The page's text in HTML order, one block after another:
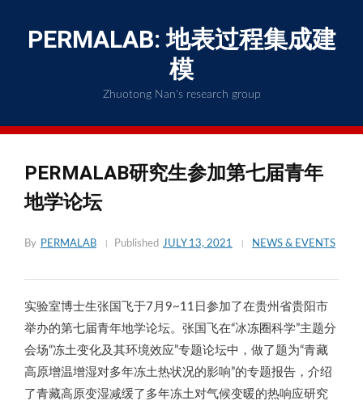
to
content
PERMALAB: 地表过程集成建
模
Zhuotong Nan's research group
PERMALAB研究生参加第七届青年
地学论坛
By PERMALAB Published JULY 13, 2021 NEWS & EVENTS
实验室博士生张国飞于7月9~11日参加了在贵州省贵阳市
举办的第七届青年地学论坛。张国飞在“冰冻圈科学”主题分
会场“冻土变化及其环境效应”专题论坛中，做了题为“青藏
高原增温增湿对多年冻土热状况的影响”的专题报告，介绍
了青藏高原变湿减缓了多年冻土对气候变暖的热响应研究